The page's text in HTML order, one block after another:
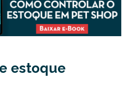
estoque